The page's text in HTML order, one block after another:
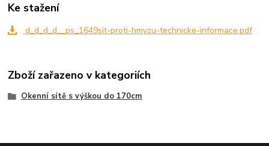
Ke stažení
d_d_d_d__ps_1649sit-proti-hmyzu-technicke-informace.pdf
Zboží zařazeno v kategoriích
Okenní sítě s výškou do 170cm